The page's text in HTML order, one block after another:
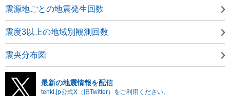
震源地ごとの地震発生回数
震度3以上の地域別観測回数
震央分布図
最新の地震情報を配信
tenki.jp公式X（旧Twitter）をご利用ください。